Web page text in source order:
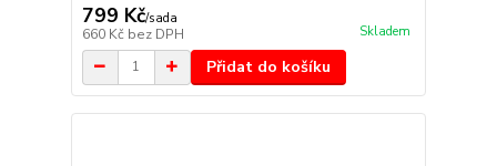
799 Kč/sada
660 Kč bez DPH Skladem
Přidat do košíku